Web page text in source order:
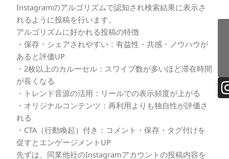
Instagramのアルゴリズムで認知され検索結果に表示さ
れるように投稿を行います。
アルゴリズムに好かれる投稿の特徴
・保存・シェアされやすい：有益性・共感・ノウハウが
あると評価UP
・2枚以上のカルーセル：スワイプ数が多いほど滞在時間
が長くなる
・トレンド音源の活用：リールでの表示頻度が上がる
・オリジナルコンテンツ：再利用よりも独自性が評価さ
れる
・CTA（行動喚起）付き：コメント・保存・タグ付けを
促すとエンゲージメントUP
先ずは、同業他社のInstagramアカウントの投稿内容を